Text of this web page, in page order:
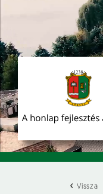
Vissza
Hírek [